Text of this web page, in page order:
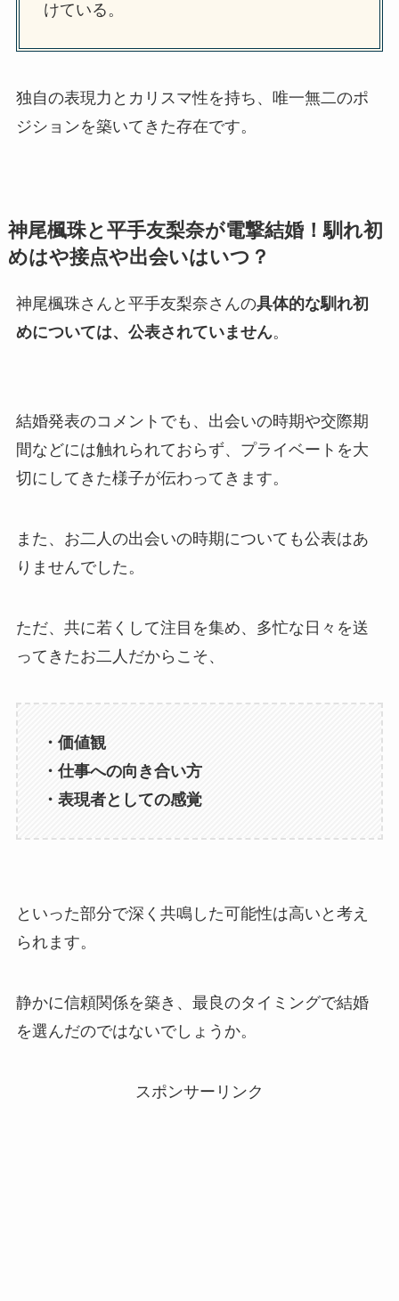
けている。
独自の表現力とカリスマ性を持ち、唯一無二のポ
ジションを築いてきた存在です。
神尾楓珠と平手友梨奈が電撃結婚！馴れ初
めはや接点や出会いはいつ？
神尾楓珠さんと平手友梨奈さんの具体的な馴れ初
めについては、公表されていません。
結婚発表のコメントでも、出会いの時期や交際期
間などには触れられておらず、プライベートを大
切にしてきた様子が伝わってきます。
また、お二人の出会いの時期についても公表はあ
りませんでした。
ただ、共に若くして注目を集め、多忙な日々を送
ってきたお二人だからこそ、
・価値観
・仕事への向き合い方
・表現者としての感覚
といった部分で深く共鳴した可能性は高いと考え
られます。
静かに信頼関係を築き、最良のタイミングで結婚
を選んだのではないでしょうか。
スポンサーリンク